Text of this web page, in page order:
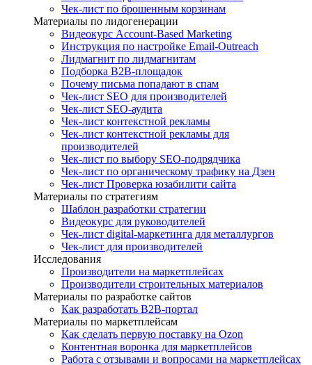
Чек-лист по брошенным корзинам
Материалы по лидогенерации
Видеокурс Account-Based Marketing
Инструкция по настройке Email-Outreach
Лидмагнит по лидмагнитам
Подборка B2B-площадок
Почему письма попадают в спам
Чек-лист SEO для производителей
Чек-лист SEO-аудита
Чек-лист контекстной рекламы
Чек-лист контекстной рекламы для
производителей
Чек-лист по выбору SEO-подрядчика
Чек-лист по органическому трафику на Дзен
Чек-лист Проверка юзабилити сайта
Материалы по стратегиям
Шаблон разработки стратегии
Видеокурс для руководителей
Чек-лист digital-маркетинга для металлургов
Чек-лист для производителей
Исследования
Производители на маркетплейсах
Производители строительных материалов
Материалы по разработке сайтов
Как разработать B2B-портал
Материалы по маркетплейсам
Как сделать первую поставку на Ozon
Контентная воронка для маркетплейсов
Работа с отзывами и вопросами на маркетплейсах